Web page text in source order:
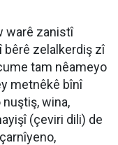
warê zanistî
bêrê zelalkerdiş zî
tam nêameyo
metnêkê bînî
wina,
(çeviri dili) de